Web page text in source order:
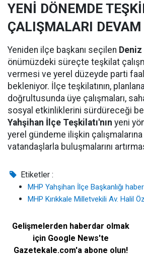
YENİ DÖNEMDE
ÇALIŞMALARI DEVAM
Yeniden ilçe başkanı seçilen Deniz
önümüzdeki süreçte teşkilat
vermesi ve yerel düzeyde parti
bekleniyor. İlçe teşkilatının,
doğrultusunda üye çalışmaları,
sosyal etkinliklerini sürdüreceği
Yahşihan İlçe Teşkilatı'nın yeni
yerel gündeme ilişkin
vatandaşlarla buluşmalarını
Etiketler :
MHP Yahşihan İlçe Başkanlığı
MHP Kırıkkale Milletvekili Av. Halil
Gelişmelerden haberdar olmak
için Google News'te
Gazetekale.com'a abone olun!